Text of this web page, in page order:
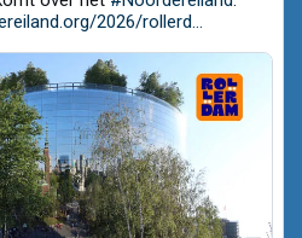
2026/rollerd...